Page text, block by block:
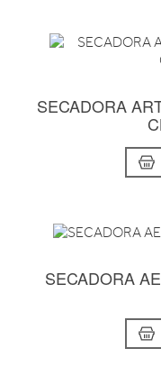
SECADORA
SECADORA